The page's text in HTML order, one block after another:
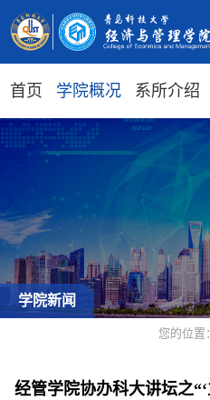
首页 学院概况 系所介绍
学院新闻
您的位置
经管学院协办科大讲坛之